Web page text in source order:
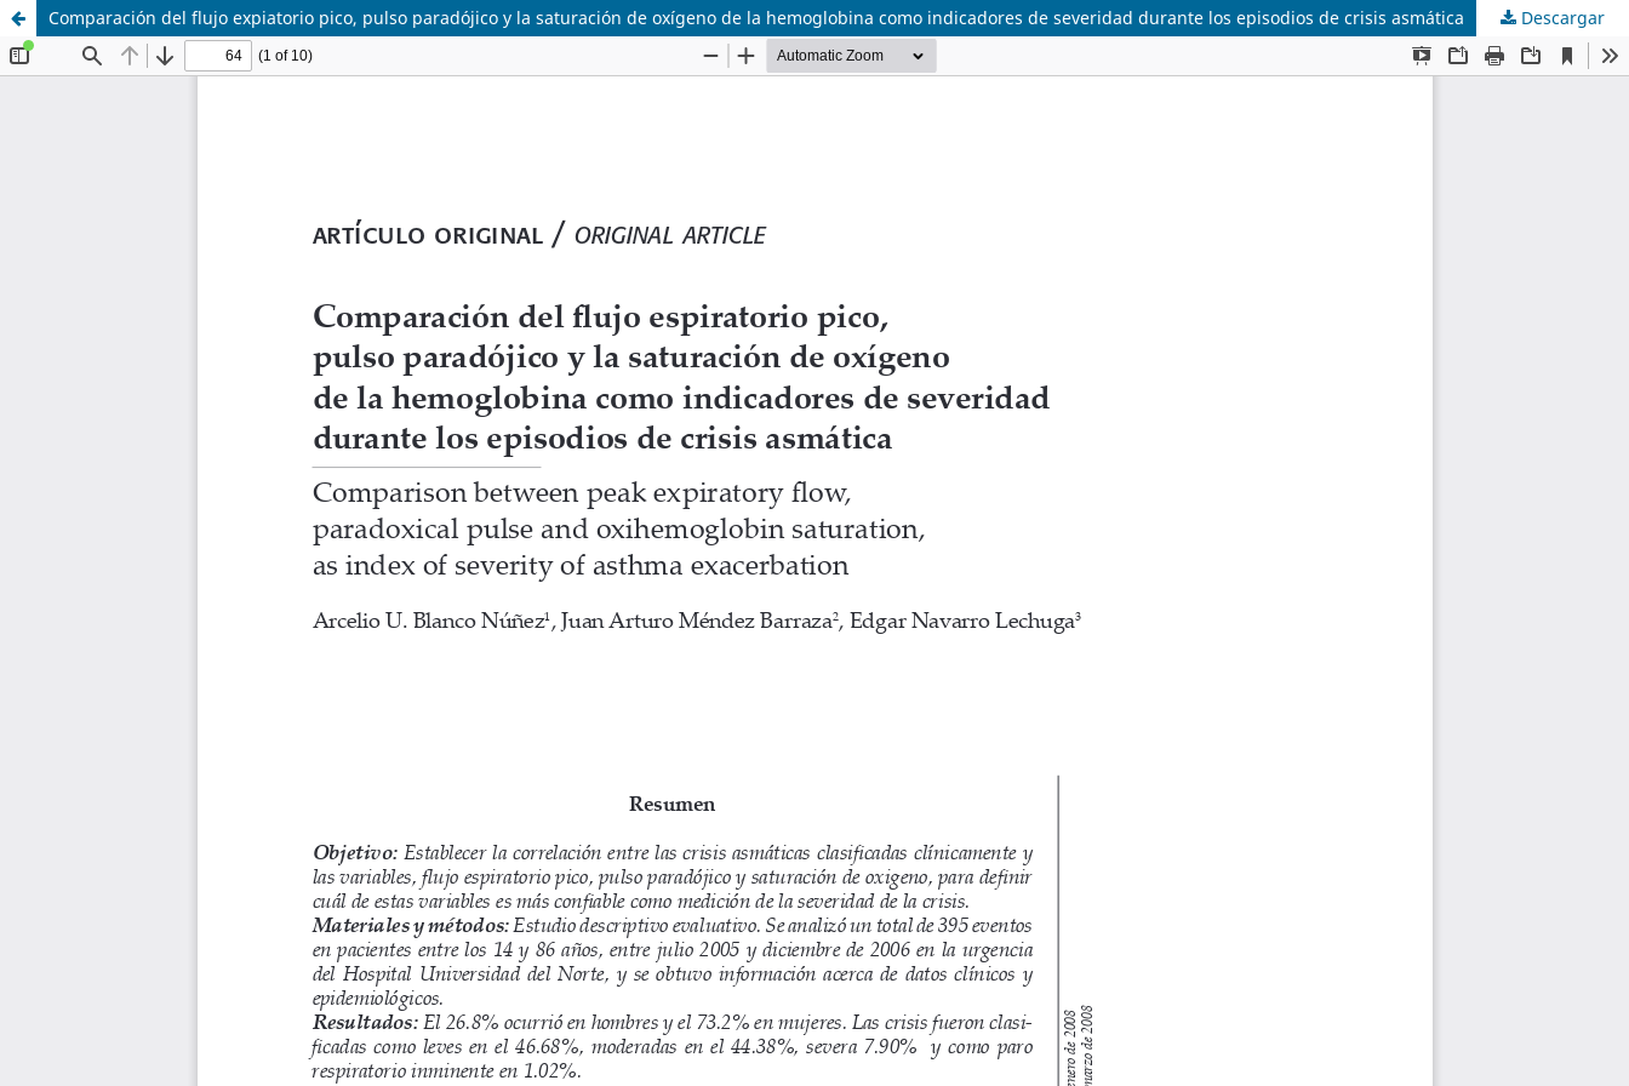
Comparación del flujo expiatorio pico, pulso paradójico y la saturación de oxígeno de la hemoglobina como indicadores de severidad durante los episodios de crisis asmática Descargar